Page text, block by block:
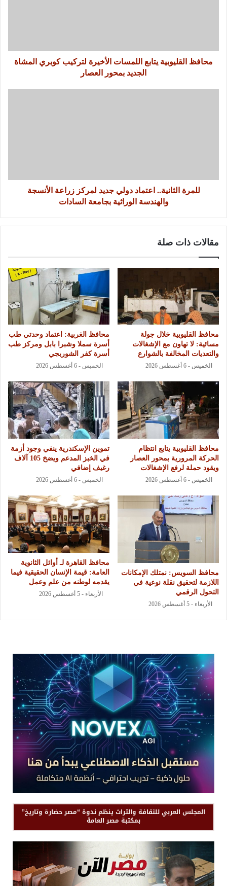
محافظ القليوبية يتابع اللمسات الأخيرة لتركيب كوبري المشاة
الجديد بمحور العصار
للمرة الثانية.. اعتماد دولي جديد لمركز زراعة الأنسجة
والهندسة الوراثية بجامعة السادات
مقالات ذات صلة
محافظ القليوبية خلال جولة
مسائية: لا تهاون مع الإشغالات
والتعديات المخالفة بالشوارع
الخميس - 6 أغسطس 2026
محافظ الغربية: اعتماد وحدتي طب
أسرة سملا وشبرا بابل ومركز طب
أسرة كفر الشوربجي
الخميس - 6 أغسطس 2026
محافظ القليوبية يتابع انتظام
الحركة المرورية بمحور العصار
ويقود حملة لرفع الإشغالات
الخميس - 6 أغسطس 2026
تموين الإسكندرية ينفي وجود أزمة
في الخبز المدعم ويضخ 105 آلاف
رغيف إضافي
الخميس - 6 أغسطس 2026
محافظ السويس: نمتلك الإمكانات
اللازمة لتحقيق نقلة نوعية في
التحول الرقمي
الأربعاء - 5 أغسطس 2026
محافظ القاهرة لـ أوائل الثانوية
العامة: قيمة الإنسان الحقيقية فيما
يقدمه لوطنه من علم وعمل
الأربعاء - 5 أغسطس 2026
المجلس العربي للثقافة والتراث ينظم ندوة “مصر حضارة وتاريخ”
بمكتبة مصر العامة